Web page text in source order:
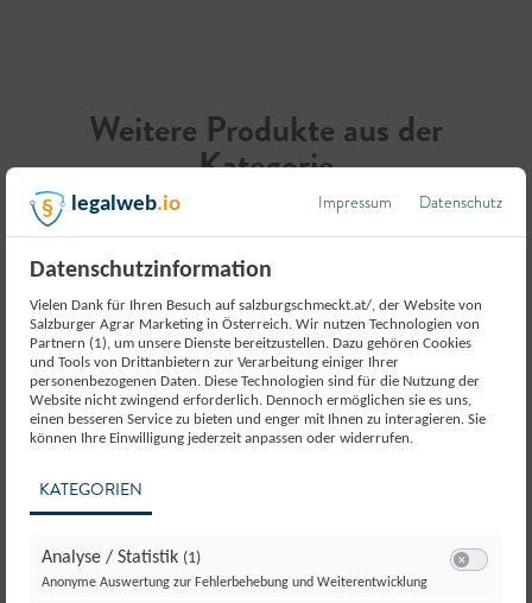
Weitere Produkte aus der
Kategorie
Fleisch und Fleischerzeugnisse
legalweb.io Impressum Datenschutz
Datenschutzinformation
Vielen Dank für Ihren Besuch auf salzburgschmeckt.at/, der Website von
Salzburger Agrar Marketing in Österreich. Wir nutzen Technologien von
Partnern (1), um unsere Dienste bereitzustellen. Dazu gehören Cookies
und Tools von Drittanbietern zur Verarbeitung einiger Ihrer
personenbezogenen Daten. Diese Technologien sind für die Nutzung der
Website nicht zwingend erforderlich. Dennoch ermöglichen sie es uns,
einen besseren Service zu bieten und enger mit Ihnen zu interagieren. Sie
können Ihre Einwilligung jederzeit anpassen oder widerrufen.
KATEGORIEN
Analyse / Statistik (1)
Anonyme Auswertung zur Fehlerbehebung und Weiterentwicklung